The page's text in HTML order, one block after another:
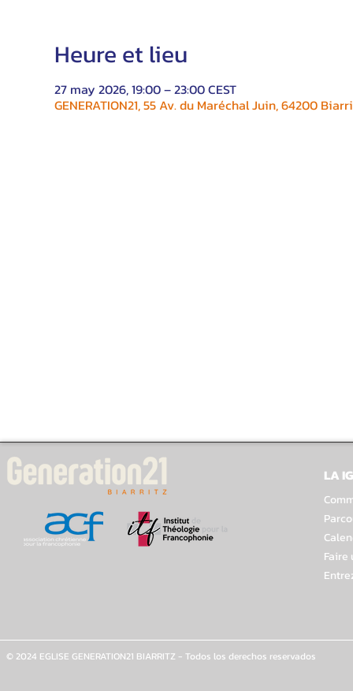
Heure et lieu
27 may 2026, 19:00 – 23:00 CEST
GENERATION21, 55 Av. du Maréchal Juin, 64200
LA
Faire
© 2024 EGLISE GENERATION21 BIARRITZ - Todos los derechos reservados